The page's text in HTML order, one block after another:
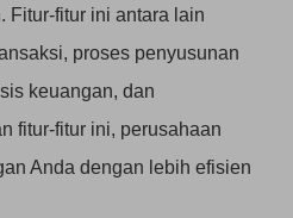
Fitur-fitur ini antara lain
proses penyusunan
keuangan, dan
fitur-fitur ini, perusahaan
Anda dengan lebih efisien